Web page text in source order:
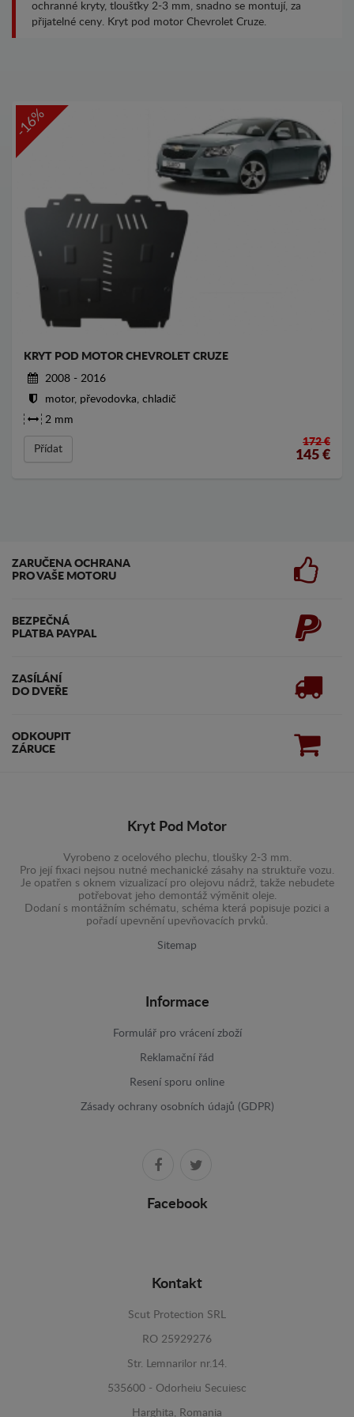
ochranné kryty, tloušťky 2-3 mm, snadno se montují, za
přijatelné ceny. Kryt pod motor Chevrolet Cruze.
-16%
KRYT POD MOTOR CHEVROLET CRUZE
2008 - 2016
motor, převodovka, chladič
2 mm
Přídat
172 €
145 €
ZARUČENA OCHRANA
PRO VAŠE MOTORU
BEZPEČNÁ
PLATBA PAYPAL
ZASÍLÁNÍ
DO DVEŘE
ODKOUPIT
ZÁRUCE
Kryt Pod Motor
Vyrobeno z ocelového plechu, tloušky 2-3 mm.
Pro její fixaci nejsou nutné mechanické zásahy na struktuře vozu.
Je opatřen s oknem vizualizací pro olejovu nádrž, takže nebudete
potřebovat jeho demontáž výměnit oleje.
Dodaní s montážním schématu, schéma která popisuje pozici a
pořadí upevnění upevňovacích prvků.
Sitemap
Informace
Formulář pro vrácení zboží
Reklamační řád
Resení sporu online
Zásady ochrany osobních údajů (GDPR)
Facebook
Kontakt
Scut Protection SRL
RO 25929276
Str. Lemnarilor nr.14.
535600 - Odorheiu Secuiesc
Harghita, Romania